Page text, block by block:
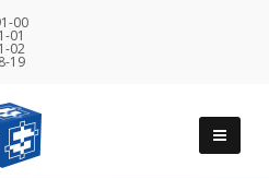
00
01
02
19